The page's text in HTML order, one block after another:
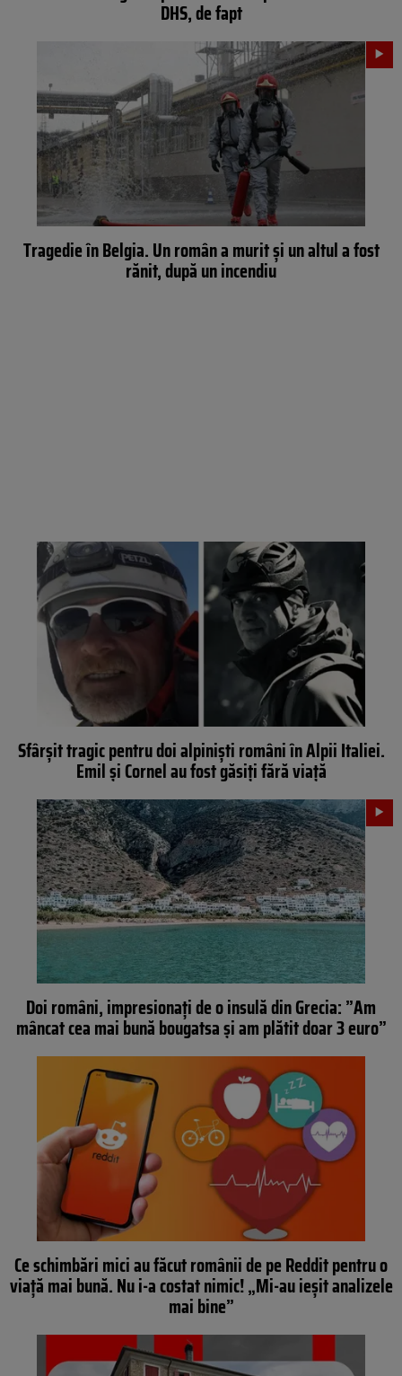
DHS, de fapt
Tragedie în Belgia. Un român a murit și un altul a fost
rănit, după un incendiu
Sfârșit tragic pentru doi alpiniști români în Alpii Italiei.
Emil și Cornel au fost găsiți fără viață
Doi români, impresionați de o insulă din Grecia: ”Am
mâncat cea mai bună bougatsa și am plătit doar 3 euro”
Ce schimbări mici au făcut românii de pe Reddit pentru o
viață mai bună. Nu i-a costat nimic! „Mi-au ieșit analizele
mai bine”